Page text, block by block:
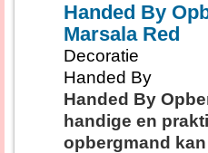
Handed By
Marsala Red
Decoratie
Handed By
Handed By
handige en
opbergmand